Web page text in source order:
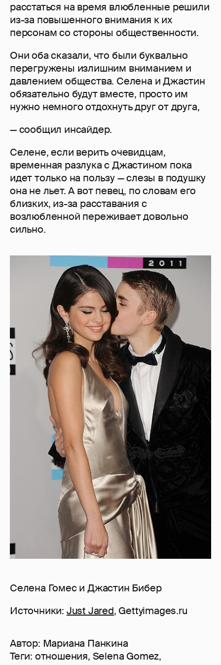
расстаться на время влюбленные решили
из-за повышенного внимания к их
персонам со стороны общественности.
Они оба сказали, что были буквально
перегружены излишним вниманием и
давлением общества. Селена и Джастин
обязательно будут вместе, просто им
нужно немного отдохнуть друг от друга,
— сообщил инсайдер.
Селене, если верить очевидцам,
временная разлука с Джастином пока
идет только на пользу — слезы в подушку
она не льет. А вот певец, по словам его
близких, из-за расставания с
возлюбленной переживает довольно
сильно.
Селена Гомес и Джастин Бибер
Источники: Just Jared, Gettyimages.ru
Автор: Мариана Панкина
Теги: отношения, Selena Gomez,